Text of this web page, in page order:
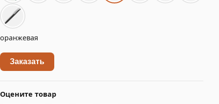
оранжевая
Заказать
Оцените товар